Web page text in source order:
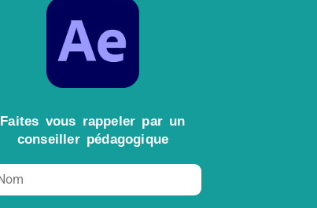
Faites vous rappeler par un
conseiller pédagogique